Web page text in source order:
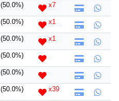
清除全部分類
搜尋
(50.0%) x7
(50.0%) x1
(50.0%) x1
(50.0%)
(50.0%)
(50.0%) x39